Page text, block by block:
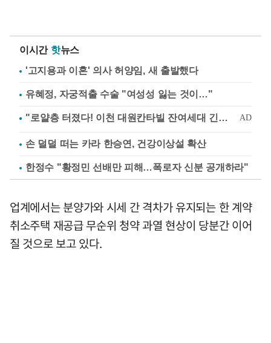
이시간 핫뉴스
'고지용과 이혼' 의사 허양임, 새 출발했다
유혜정, 자궁적출 수술 "여성성 잃는 것이…"
손 덜덜 떠는 카라 한승연, 건강이상설 확산
한정수 "황정민 선배만 피해…폭로자 신분 공개하라"
업계에서는 분양가와 시세 간 격차가 유지되는 한 계약
취소주택 재공급 무순위 청약 과열 현상이 당분간 이어
질 것으로 보고 있다.